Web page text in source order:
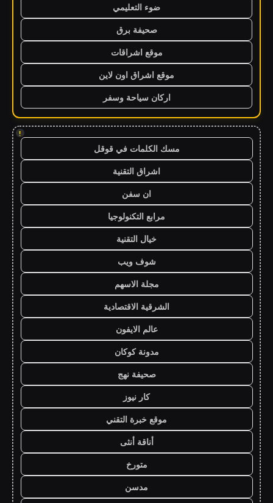
ضوء التعليمي
صحيفة برق
موقع اشراقات
موقع اشراق اون لاين
اركان سياحة وسفر
!
مسك الكلمات في قوقل
اشراق التقنية
ان سفن
مرابع التكنولوجيا
خيال التقنية
شوف ويب
مجلة الاسهم
الشرقية الاقتصادية
عالم الايفون
مدونة كوكان
صحيفة نهج
كار نيوز
موقع خبرة التقني
أناقة أنثى
متورخ
مدسن